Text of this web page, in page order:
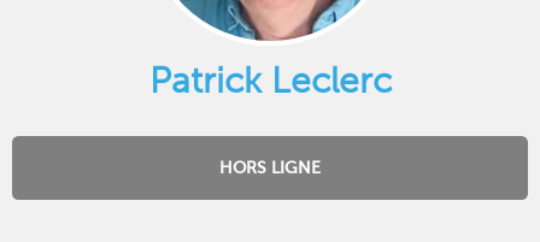
Patrick Leclerc
HORS LIGNE